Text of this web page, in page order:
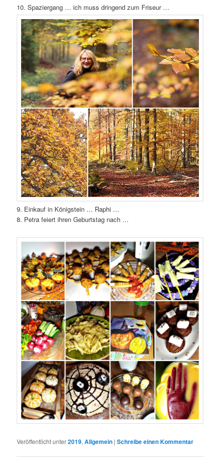
10. Spaziergang … ich muss dringend zum Friseur …
9. Einkauf in Königstein … Raphi …
8. Petra feiert ihren Geburtstag nach …
Veröffentlicht unter2019,Allgemein |Schreibe einen Kommentar